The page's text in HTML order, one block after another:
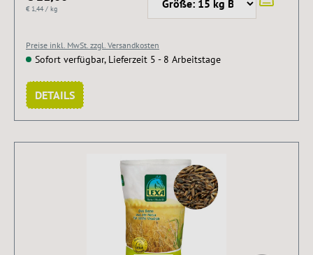
€ 1,44 / kg
Preise inkl. MwSt. zzgl. Versandkosten
Sofort verfügbar, Lieferzeit 5 - 8 Arbeitstage
DETAILS